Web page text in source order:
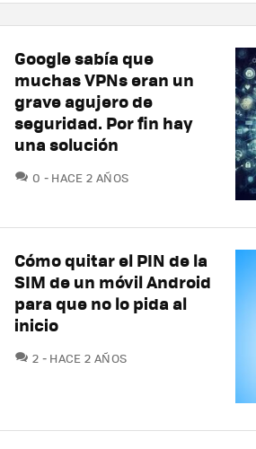
Google sabía que
muchas VPNs eran un
grave agujero de
seguridad. Por fin hay
una solución
0 COMENTARIOS
HACE 2 AÑOS
Cómo quitar el PIN de la
SIM de un móvil Android
para que no lo pida al
inicio
2 COMENTARIOS
HACE 2 AÑOS